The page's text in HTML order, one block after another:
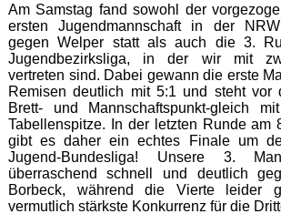
Am Samstag fand sowohl der
ersten Jugendmannschaft in der
gegen Welper statt als auch die 3.
Jugendbezirksliga, in der wir mit
vertreten sind. Dabei gewann die erste
Remisen deutlich mit 5:1 und steht vor
Brett- und Mannschaftspunkt-gleich
Tabellenspitze. In der letzten Runde am
gibt es daher ein echtes Finale um
Jugend-Bundesliga! Unsere 3.
überraschend schnell und deutlich
Borbeck, während die Vierte leider
vermutlich stärkste Konkurrenz für die